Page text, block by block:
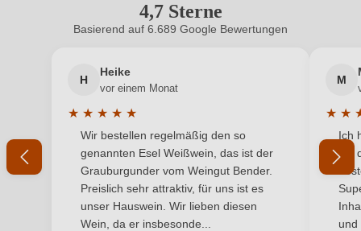
Masia Puigmolto S.L. (Emendis), Barri de Sant Marçal
Inhalt 0,75 L
Jahrgang 2020
Spanien
Neuer Kunde? Neuer Kunde?
Ihre E-Mail-Adresse
Ihr Passwort
Ich habe mein Passwort vergessen
4,7 Sterne
Durchschnittliche Bewertung von 4.7
Basierend auf 6.689 Google Bewertungen
H
Heike
vor einem Monat
★ ★ ★ ★ ★
Durchschnittliche Bewertung von 5 von 5 Sternen
Wir bestellen regelmäßig den so
genannten Esel Weißwein, das ist der
Grauburgunder vom Weingut Bender.
Preislich sehr attraktiv, für uns ist es
unser Hauswein. Wir lieben diesen
Wein, da er insbesonde...
M
★ ★
Ich
mit
und